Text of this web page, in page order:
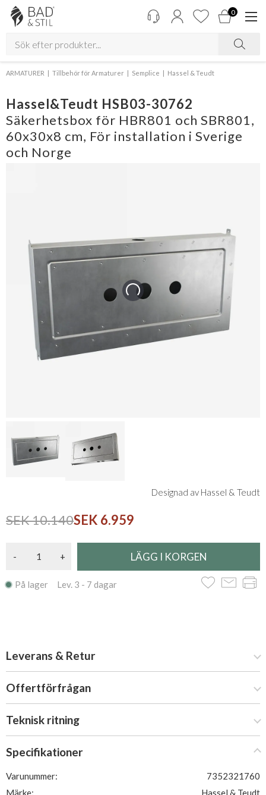
0
ARMATURER Tillbehör för Armaturer Semplice Hassel & Teudt
Hassel&Teudt HSB03-30762
Säkerhetsbox för HBR801 och SBR801,
60x30x8 cm, För installation i Sverige
och Norge
Designad av Hassel & Teudt
SEK 10.140SEK 6.959
- +
På lager Lev. 3 - 7 dagar
Leverans & Retur
Offertförfrågan
Teknisk ritning
Specifikationer
Varunummer:
7352321760
Märke:
Hassel & Teudt